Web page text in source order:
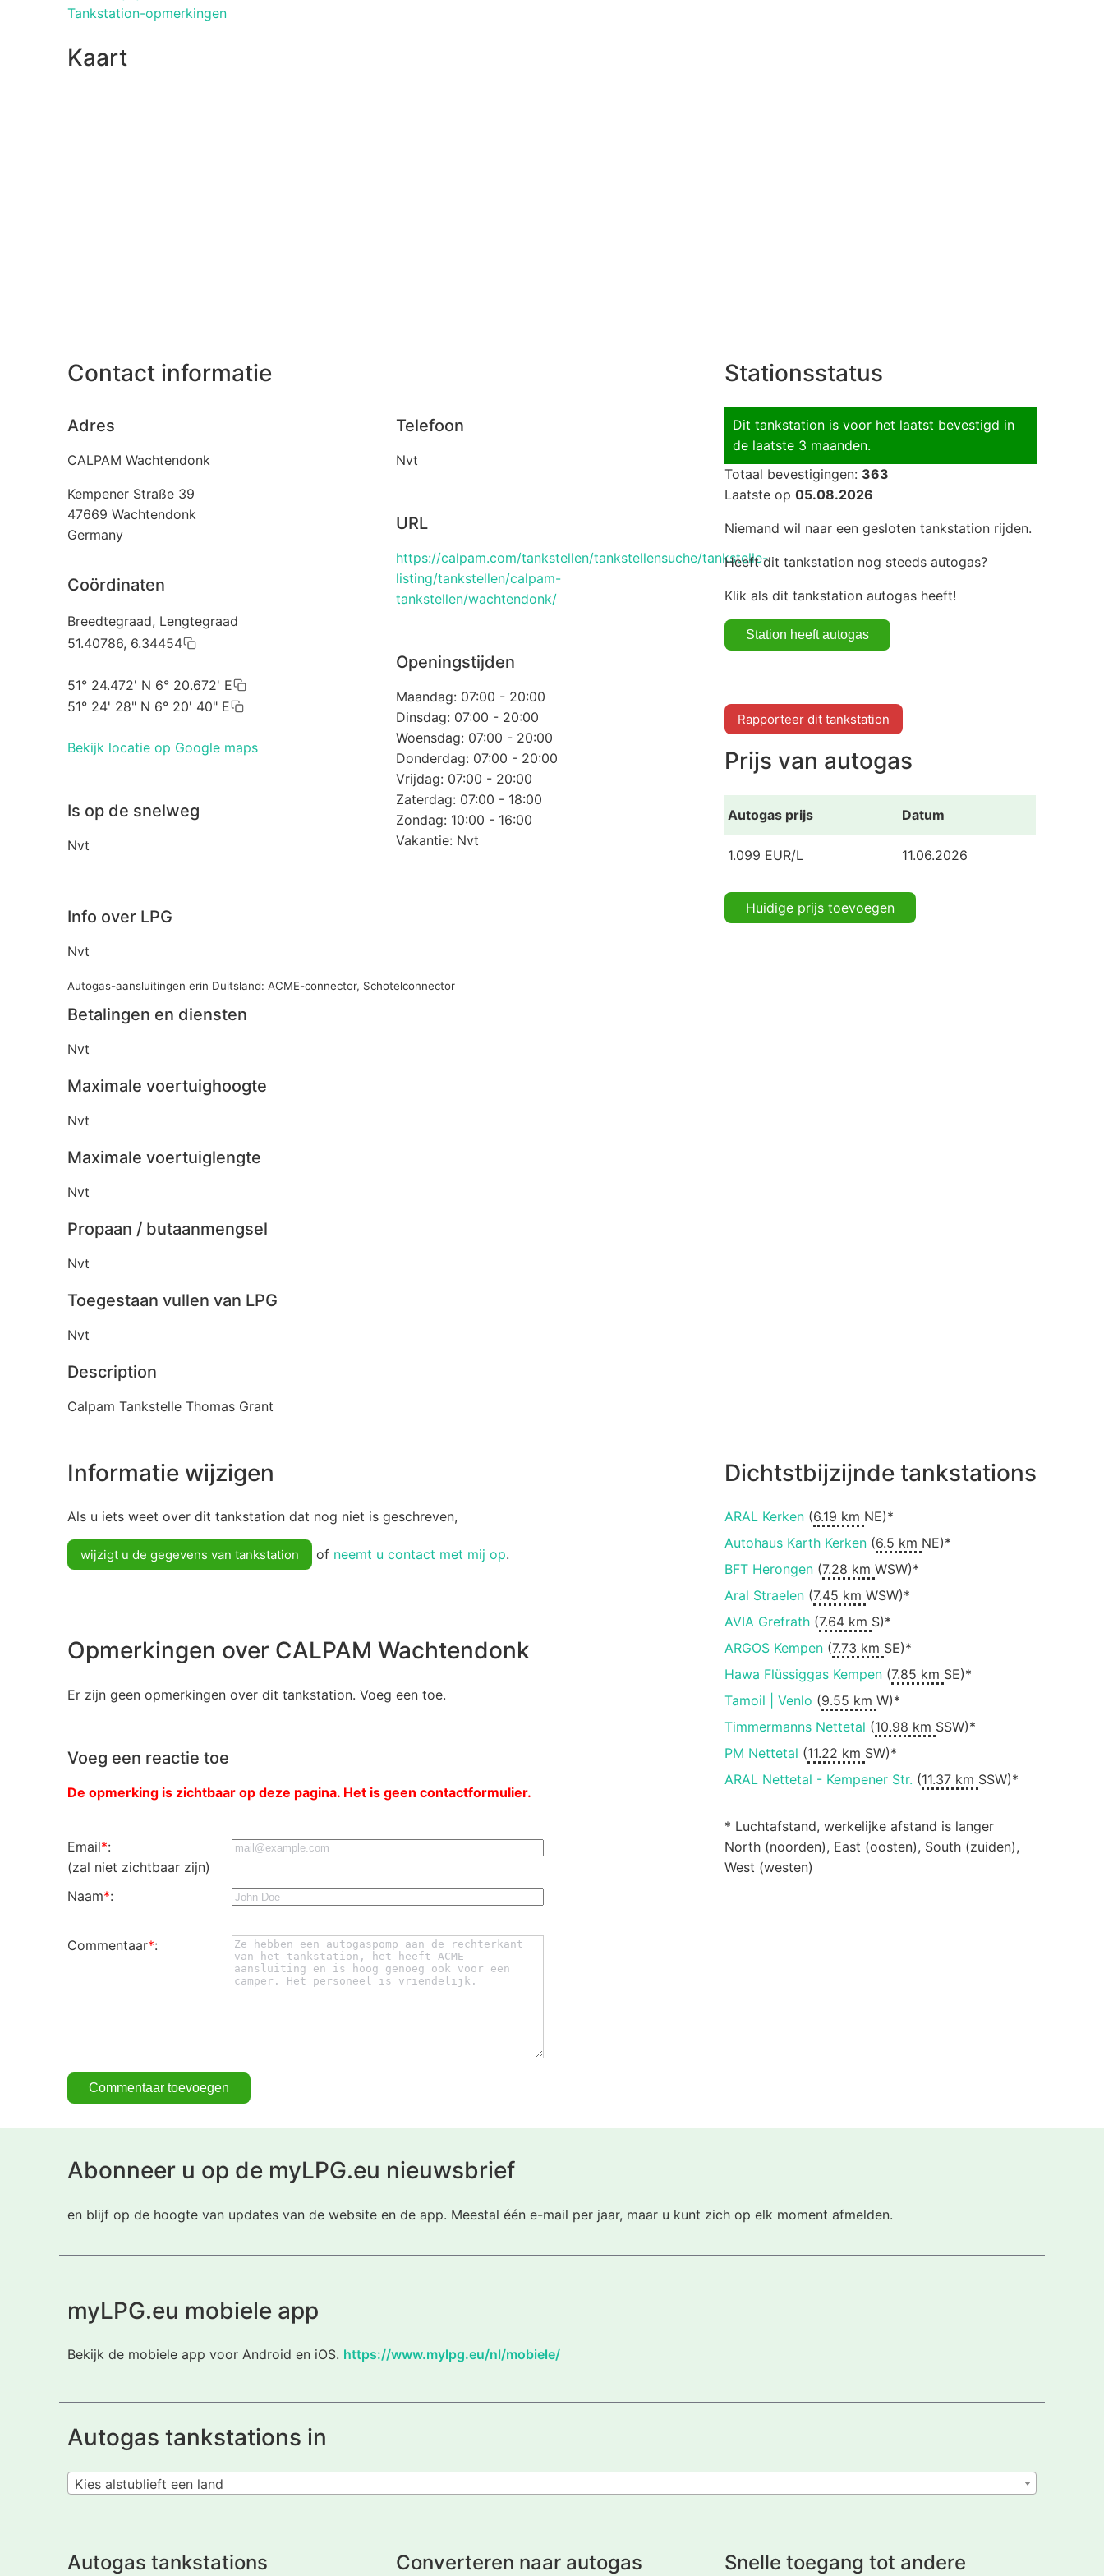
Tankstation-opmerkingen
Kaart
Contact informatie
Adres
CALPAM Wachtendonk
Kempener Straße 39
47669 Wachtendonk
Germany
Coördinaten
Breedtegraad, Lengtegraad
51.40786, 6.34454
51° 24.472' N 6° 20.672' E
51° 24' 28" N 6° 20' 40" E
Bekijk locatie op Google maps
Is op de snelweg
Nvt
Telefoon
Nvt
URL
https://calpam.com/tankstellen/tankstellensuche/tankstelle-
listing/tankstellen/calpam-
tankstellen/wachtendonk/
Openingstijden
Maandag: 07:00 - 20:00
Dinsdag: 07:00 - 20:00
Woensdag: 07:00 - 20:00
Donderdag: 07:00 - 20:00
Vrijdag: 07:00 - 20:00
Zaterdag: 07:00 - 18:00
Zondag: 10:00 - 16:00
Vakantie: Nvt
Info over LPG
Nvt
Autogas-aansluitingen erin Duitsland: ACME-connector, Schotelconnector
Betalingen en diensten
Nvt
Maximale voertuighoogte
Nvt
Maximale voertuiglengte
Nvt
Propaan / butaanmengsel
Nvt
Toegestaan vullen van LPG
Nvt
Description
Calpam Tankstelle Thomas Grant
Stationsstatus
Dit tankstation is voor het laatst bevestigd in
de laatste 3 maanden.
Totaal bevestigingen: 363
Laatste op 05.08.2026
Niemand wil naar een gesloten tankstation rijden.
Heeft dit tankstation nog steeds autogas?
Klik als dit tankstation autogas heeft!
Rapporteer dit tankstation
Prijs van autogas
Autogas prijs Datum
1.099 EUR/L 11.06.2026
Huidige prijs toevoegen
Informatie wijzigen
Als u iets weet over dit tankstation dat nog niet is geschreven,
wijzigt u de gegevens van tankstation of neemt u contact met mij op.
Opmerkingen over CALPAM Wachtendonk
Er zijn geen opmerkingen over dit tankstation. Voeg een toe.
Voeg een reactie toe
De opmerking is zichtbaar op deze pagina. Het is geen contactformulier.
Email*:
(zal niet zichtbaar zijn)
Naam*:
Commentaar*:
Dichtstbijzijnde tankstations
ARAL Kerken(6.19 km NE)*
Autohaus Karth Kerken(6.5 km NE)*
BFT Herongen(7.28 km WSW)*
Aral Straelen(7.45 km WSW)*
AVIA Grefrath(7.64 km S)*
ARGOS Kempen(7.73 km SE)*
Hawa Flüssiggas Kempen(7.85 km SE)*
Tamoil | Venlo (9.55 km W)*
Timmermanns Nettetal (10.98 km SSW)*
PM Nettetal (11.22 km SW)*
ARAL Nettetal - Kempener Str. (11.37 km SSW)*
* Luchtafstand, werkelijke afstand is langer
North (noorden), East (oosten), South (zuiden),
West (westen)
Abonneer u op de myLPG.eu nieuwsbrief
en blijf op de hoogte van updates van de website en de app. Meestal één e-mail per jaar, maar u kunt zich op elk moment afmelden.
myLPG.eu mobiele app
Bekijk de mobiele app voor Android en iOS. https://www.mylpg.eu/nl/mobiele/
Autogas tankstations in
Kies alstublieft een land
Autogas tankstations Converteren naar autogas Snelle toegang tot andere